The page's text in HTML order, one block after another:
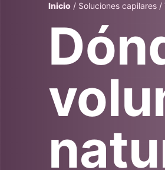
Inicio / Soluciones capilares /